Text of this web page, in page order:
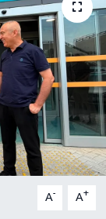
A- A+